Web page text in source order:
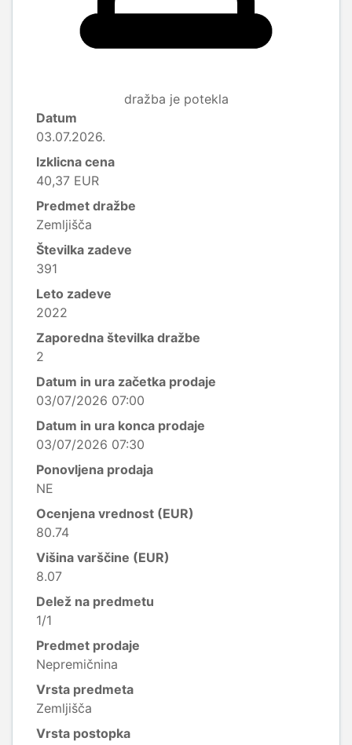
dražba je potekla
Datum
03.07.2026.
Izklicna cena
40,37 EUR
Predmet dražbe
Zemljišča
Številka zadeve
391
Leto zadeve
2022
Zaporedna številka dražbe
2
Datum in ura začetka prodaje
03/07/2026 07:00
Datum in ura konca prodaje
03/07/2026 07:30
Ponovljena prodaja
NE
Ocenjena vrednost (EUR)
80.74
Višina varščine (EUR)
8.07
Delež na predmetu
1/1
Predmet prodaje
Nepremičnina
Vrsta predmeta
Zemljišča
Vrsta postopka